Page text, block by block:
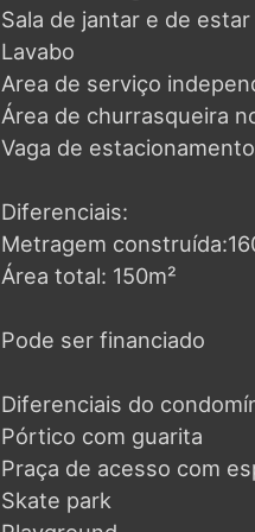
Sala de jantar e de
Lavabo
Area de serviço
Área de churrasqueira
Vaga de
Diferenciais:
Metragem
Área total: 150m²
Pode ser financiado
Diferenciais do
Pórtico com guarita
Praça de acesso com
Skate park